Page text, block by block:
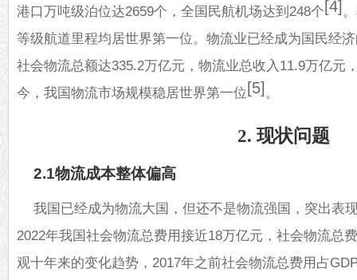
港口万吨级泊位达2659个，全国民航机场达到248个[4]
等级航道里程均居世界第一位。物流业已经成为国民经
社会物流总额达335.2万亿元，物流业总收入11.9万亿元
今，我国物流市场规模稳居世界第一位[5]。
2. 现状问题
2.1物流成本整体偏高
我国已经成为物流大国，但还不是物流强国，突出表
2022年我国社会物流总费用接近18万亿元，社会物流总
观十年来的变化趋势，2017年之前社会物流总费用占